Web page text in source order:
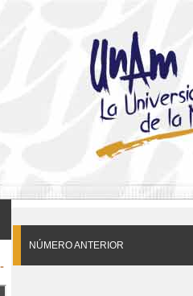
NÚMERO ANTERIOR